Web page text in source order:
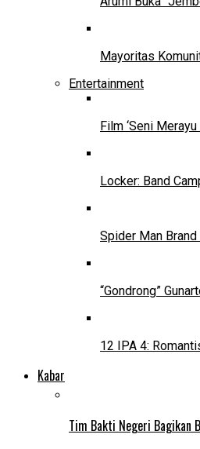
Mayoritas
Entertainment
Film ‘Seni
Locker: Band
Spider Man
“Gondrong”
12 IPA 4:
Kabar
Tim Bakti Negeri Bagikan